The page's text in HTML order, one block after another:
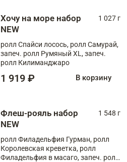
Хочу на море набор
NEW
1 027 г
ролл Спайси лосось, ролл Самурай,
запеч. ролл Румяный XL, запеч.
ролл Килиманджаро
1 919 ₽ В корзину
Флеш-рояль набор
NEW
1 548 г
ролл Филадельфия Гурман, ролл
Королевская креветка, ролл
Филадельфия в масаго, запеч. ролл